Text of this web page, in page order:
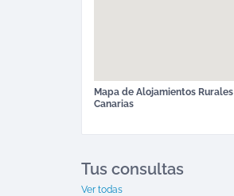
Mapa de Alojamientos Rurales
Canarias
Tus consultas
Ver todas